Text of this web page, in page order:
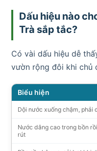
Dấu hiệu nào
Trà sắp tắc?
Có vài dấu hiệu dễ
vườn rộng đôi khi chủ
Biểu hiện
Dội nước xuống chậm, phải
Nước dâng cao trong bồn
rút